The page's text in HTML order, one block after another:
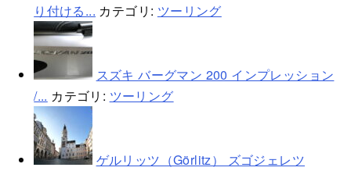
り付ける... カテゴリ: ツーリング
スズキ バーグマン 200 インプレッション
/... カテゴリ: ツーリング
ゲルリッツ（Görlitz） ズゴジェレツ